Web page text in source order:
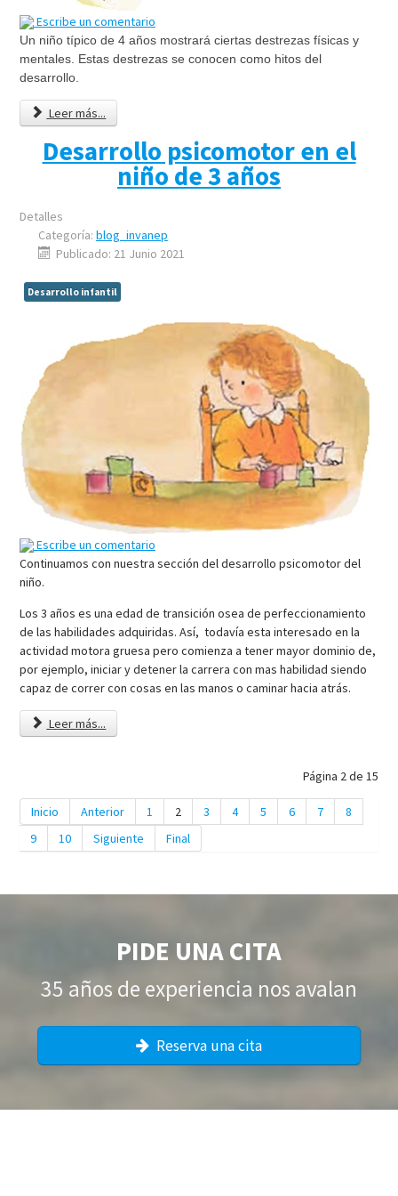
Escribe un comentario
Un niño típico de 4 años mostrará ciertas destrezas físicas y
mentales. Estas destrezas se conocen como hitos del
desarrollo.
Leer más...
Desarrollo psicomotor en el
niño de 3 años
Detalles
Categoría: blog_invanep
Publicado: 21 Junio 2021
Desarrollo infantil
Escribe un comentario
Continuamos con nuestra sección del desarrollo psicomotor del
niño.
Los 3 años es una edad de transición osea de perfeccionamiento
de las habilidades adquiridas. Así, todavía esta interesado en la
actividad motora gruesa pero comienza a tener mayor dominio de,
por ejemplo, iniciar y detener la carrera con mas habilidad siendo
capaz de correr con cosas en las manos o caminar hacia atrás.
Leer más...
Página 2 de 15
Inicio Anterior 1 2 3 4 5 6 7
8
9
10 Siguiente Final
PIDE UNA CITA
35 años de experiencia nos avalan
Reserva una cita